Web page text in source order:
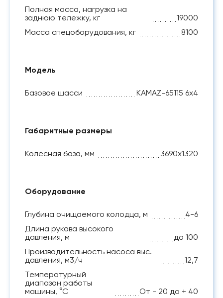
Полная масса, нагрузка на
заднюю тележку, кг
19000
Масса спецоборудования, кг
8100
Модель
Базовое шасси KАМАZ-65115 6x4
Габаритные размеры
Колесная база, мм 3690x1320
Оборудование
Глубина очищаемого колодца, м
4-6
Длина рукава высокого
давления, м
до 100
Производительность насоса выс.
давления, м3/ч
12,7
Температурный
диапазон работы
машины, °C
От - 20 до + 40